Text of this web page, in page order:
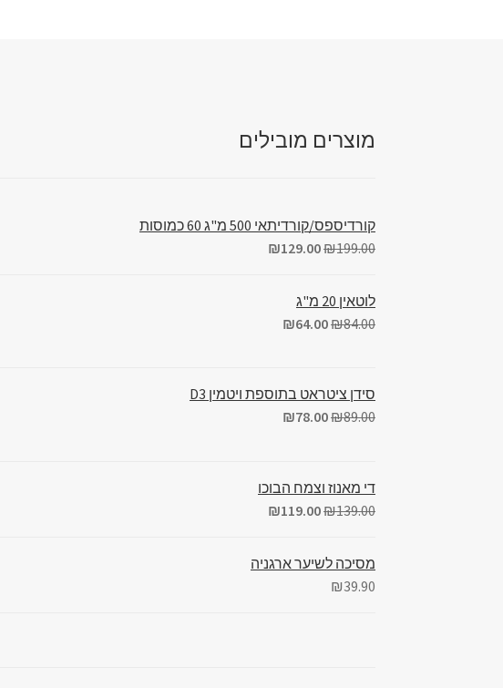
מוצרים מובילים
קורדיספס/קורדיתאי 500 מ"ג 60 כמוסות
₪199.00
₪129.00
לוטאין 20 מ"ג
₪84.00
₪64.00
סידן ציטראט בתוספת ויטמין D3
₪89.00
₪78.00
די מאנוז וצמח הבוכו
₪139.00
₪119.00
מסיכה לשיער ארגניה
₪39.90